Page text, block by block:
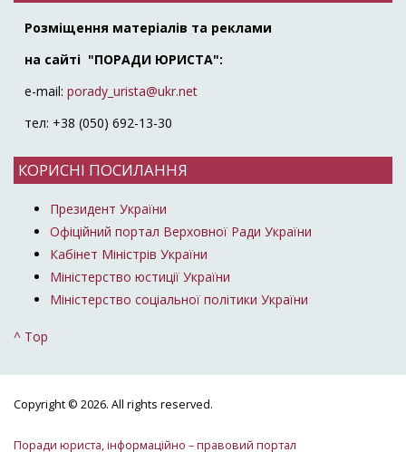
Розміщення матеріалів та реклами
на сайті "ПОРАДИ ЮРИСТА":
e-mail: porady_urista@ukr.net
тел: +38 (050) 692-13-30
КОРИСНІ ПОСИЛАННЯ
Президент України
Офіційний портал Верховної Ради України
Кабінет Міністрів України
Міністерство юстиції України
Міністерство соціальної політики України
^ Top
Copyright © 2026. All rights reserved.
Поради юриста, інформаційно – правовий портал